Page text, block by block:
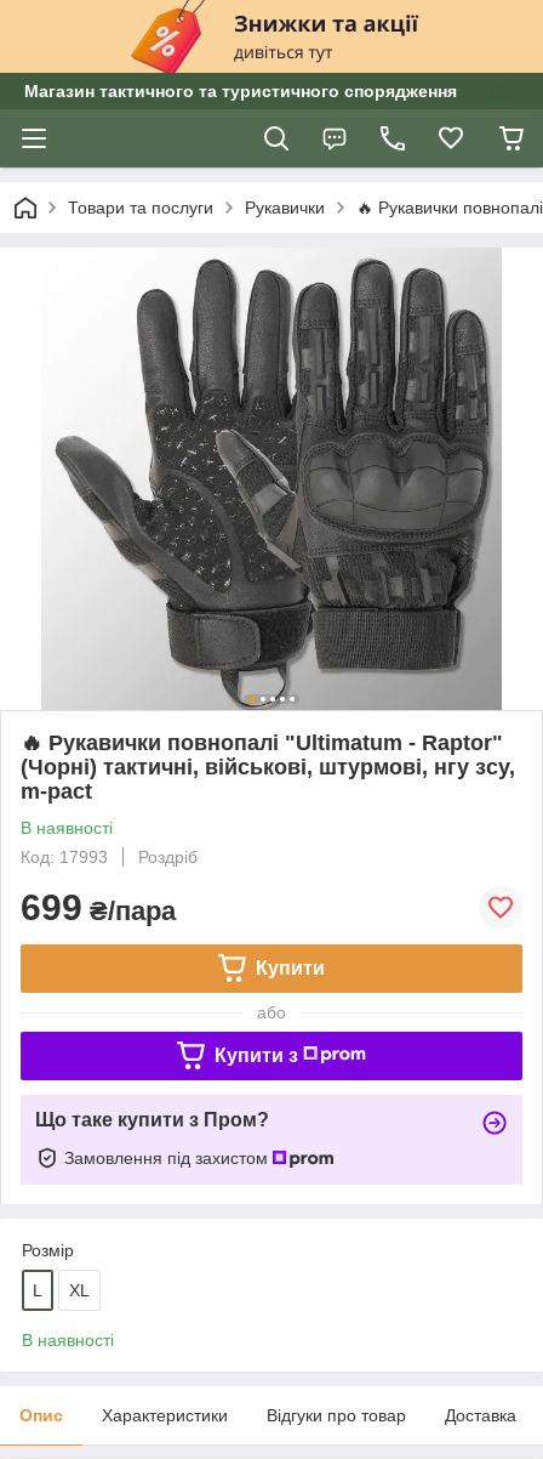
Магазин тактичного та туристичного спорядження
Товари та послуги Рукавички 🔥 Рукавички
🔥 Рукавички повнопалі "Ultimatum - Raptor"
(Чорні) тактичні, військові, штурмові, нгу зсу,
m-pact
В наявності
Код: 17993
Роздріб
699 ₴/пара
Купити
або
Купити з
Що таке купити з Пром?
Замовлення під захистом
Розмір
L XL
В наявності
Опис Характеристики Відгуки про товар Доставка